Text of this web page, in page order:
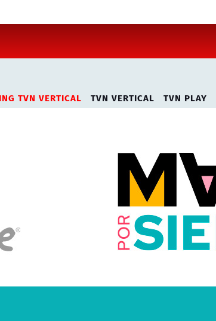
TVN VERTICAL TVN VERTICAL TVN PLAY